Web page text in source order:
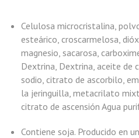
Celulosa microcristalina,
esteárico, croscarmelosa,
magnesio, sacarosa,
Dextrina, Dextrina, aceite de
sodio, citrato de ascorbilo,
la jeringuilla, metacrilato
citrato de ascensión Agua
Contiene soja. Producido en